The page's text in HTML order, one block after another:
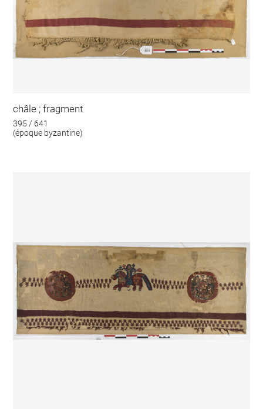
châle ; fragment
395 / 641
(époque byzantine)